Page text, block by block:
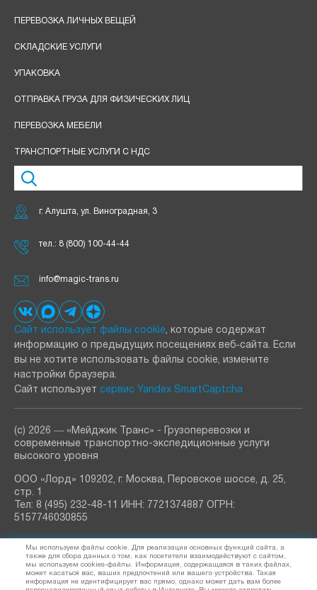
ПЕРЕВОЗКА ЛИЧНЫХ ВЕЩЕЙ
СКЛАДСКИЕ УСЛУГИ
УПАКОВКА
ОТПРАВКА ГРУЗА ДЛЯ ФИЗИЧЕСКИХ ЛИЦ
ПЕРЕВОЗКА МЕБЕЛИ
ТРАНСПОРТНЫЕ УСЛУГИ С НДС
г. Алушта, ул. Виноградная, 3
тел.: 8 (800) 100-44-44
info@magic-trans.ru
Сайт использует файлы cookie, которые содержат
информацию о предыдущих посещениях веб‑сайта. Если
вы не хотите использовать файлы cookie, измените
настройки браузера.
Сайт использует сервис Yandex SmartCaptcha
(с) 2026 ― «Мейджик Транс» - Грузоперевозки и
современные транспортно-экспедиционные услуги
высокого уровня
ООО «Лорд» 109202, г. Москва, Перовское шоссе, д. 25,
стр. 1
Тел: 8 (495) 232-48-11 ИНН: 7721374887 ОГРН:
5157746030855
РАССЫЛКА узнавайте о новостях и акциях
Мы используем файлы cookie. Для реализации основных функций сайта, а
также для сбора данных о том, как посетители взаимодействуют с сайтом,
мы используем cookies-файлы. Информация, содержащаяся в таких файлах,
может касаться вас, ваших предпочтений или вашего устройства. Такая
информация не идентифицирует вас прямо, однако может дать вам более